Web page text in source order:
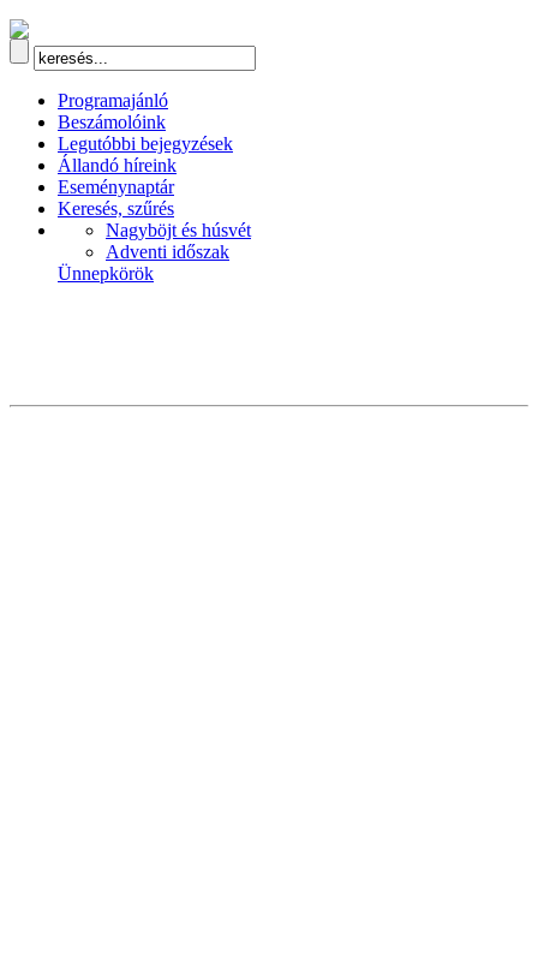
Programajánló
Beszámolóink
Legutóbbi bejegyzések
Állandó híreink
Eseménynaptár
Keresés, szűrés
Nagyböjt és húsvét
Adventi időszak
Ünnepkörök